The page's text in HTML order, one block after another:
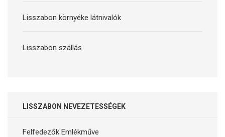
Lisszabon környéke látnivalók
Lisszabon szállás
LISSZABON NEVEZETESSÉGEK
Felfedezők Emlékműve